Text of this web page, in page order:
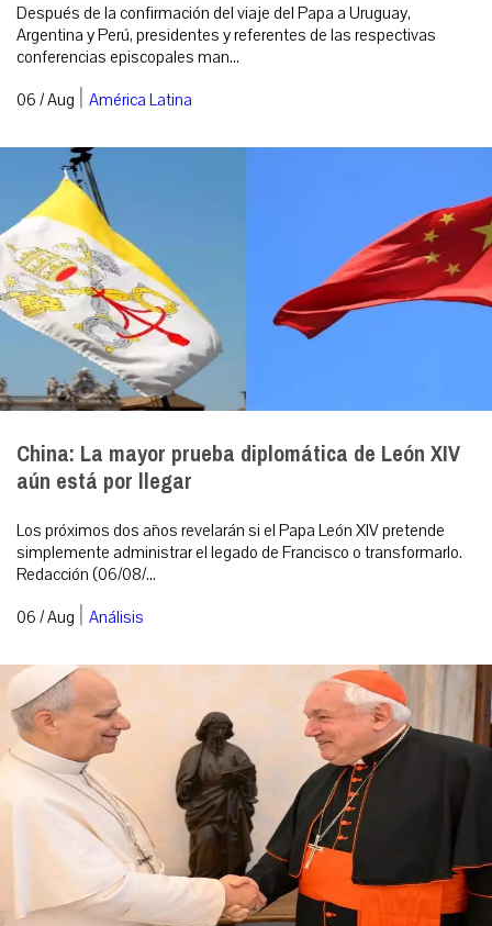
Después de la confirmación del viaje del Papa a Uruguay,
Argentina y Perú, presidentes y referentes de las respectivas
conferencias episcopales man...
06 / Aug | América Latina
China: La mayor prueba diplomática de León XIV
aún está por llegar
Los próximos dos años revelarán si el Papa León XIV pretende
simplemente administrar el legado de Francisco o transformarlo.
Redacción (06/08/...
06 / Aug | Análisis